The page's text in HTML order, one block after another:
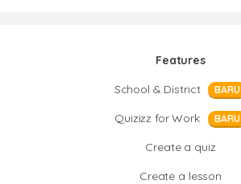
Features
School & District
BARU
Quizizz for Work BARU
Create a quiz
Create a lesson